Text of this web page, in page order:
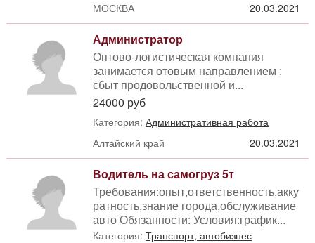
МОСКВА
20.03.2021
Администратор
Оптово-логистическая компания
занимается отовым направлением :
сбыт продовольственной и...
24000 руб
Категория: Административная работа
Алтайский край
20.03.2021
Водитель на самогруз 5т
Требования:опыт,ответственность,акку
ратность,знание города,обслуживание
авто Обязанности: Условия:график...
Категория: Транспорт, автобизнес